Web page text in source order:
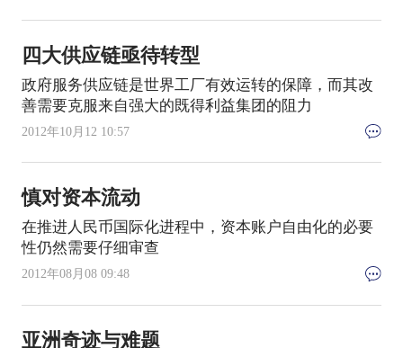
四大供应链亟待转型
政府服务供应链是世界工厂有效运转的保障，而其改
善需要克服来自强大的既得利益集团的阻力
2012年10月12 10:57
慎对资本流动
在推进人民币国际化进程中，资本账户自由化的必要
性仍然需要仔细审查
2012年08月08 09:48
亚洲奇迹与难题